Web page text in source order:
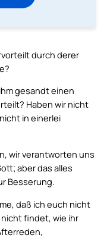
durch derer
gesandt einen
Haben wir nicht
in einerlei
wir verantworten uns
aber das alles
Besserung.
daß ich euch nicht
nicht findet, wie ihr